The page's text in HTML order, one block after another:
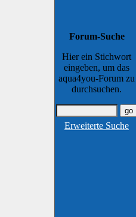
Forum-Suche
Hier ein Stichwort
eingeben, um das
aqua4you-Forum zu
durchsuchen.
Erweiterte Suche